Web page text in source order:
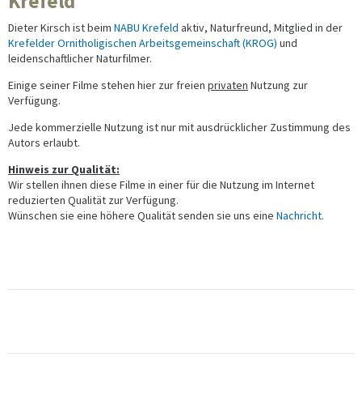
Dieter Kirsch ist beim NABU Krefeld aktiv, Naturfreund, Mitglied in der
Krefelder Ornitholigischen Arbeitsgemeinschaft (KROG) und
leidenschaftlicher Naturfilmer.
Einige seiner Filme stehen hier zur freien privaten Nutzung zur
Verfügung.
Jede kommerzielle Nutzung ist nur mit ausdrücklicher Zustimmung des
Autors erlaubt.
Hinweis zur Qualität:
Wir stellen ihnen diese Filme in einer für die Nutzung im Internet
reduzierten Qualität zur Verfügung.
Wünschen sie eine höhere Qualität senden sie uns eine Nachricht.